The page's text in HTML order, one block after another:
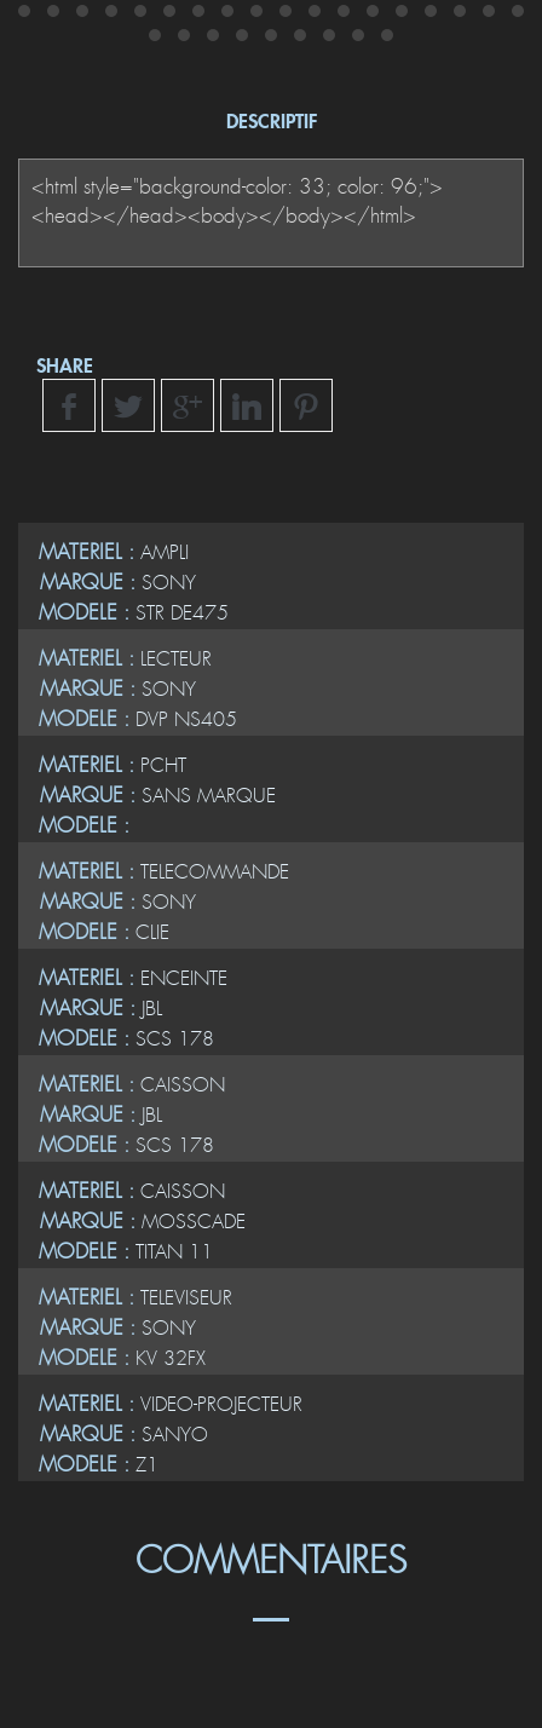
DESCRIPTIF
SHARE
MATERIEL : AMPLI
MARQUE : SONY
MODELE : STR DE475
MATERIEL : LECTEUR
MARQUE : SONY
MODELE : DVP NS405
MATERIEL : PCHT
MARQUE : SANS MARQUE
MODELE :
MATERIEL : TELECOMMANDE
MARQUE : SONY
MODELE : CLIE
MATERIEL : ENCEINTE
MARQUE : JBL
MODELE : SCS 178
MATERIEL : CAISSON
MARQUE : JBL
MODELE : SCS 178
MATERIEL : CAISSON
MARQUE : MOSSCADE
MODELE : TITAN 11
MATERIEL : TELEVISEUR
MARQUE : SONY
MODELE : KV 32FX
MATERIEL : VIDEO-PROJECTEUR
MARQUE : SANYO
MODELE : Z1
COMMENTAIRES